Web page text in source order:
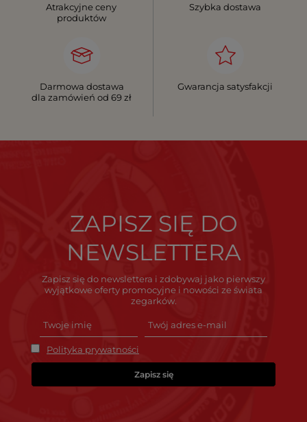
Atrakcyjne ceny
produktów
Szybka dostawa
Darmowa dostawa
dla zamówień od 69 zł
Gwarancja satysfakcji
ZAPISZ SIĘ DO
NEWSLETTERA
Zapisz się do newslettera i zdobywaj jako pierwszy
wyjątkowe oferty promocyjne i nowości ze świata
zegarków.
Polityka prywatności
Zapisz się